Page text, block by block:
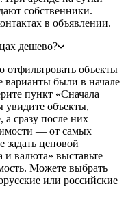
собственники.
в объявлении.
дешево?
объекты
варианты были в начале
пункт «Сначала
объекты,
а сразу после них
— от самых
ценовой
и валюта» выставьте
Можете выбрать
или российские